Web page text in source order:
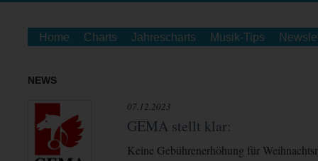
Home Charts Jahrescharts Musik-Tips
NEWS
07.12.2023
GEMA stellt klar:
Keine Gebührenerhöhung für